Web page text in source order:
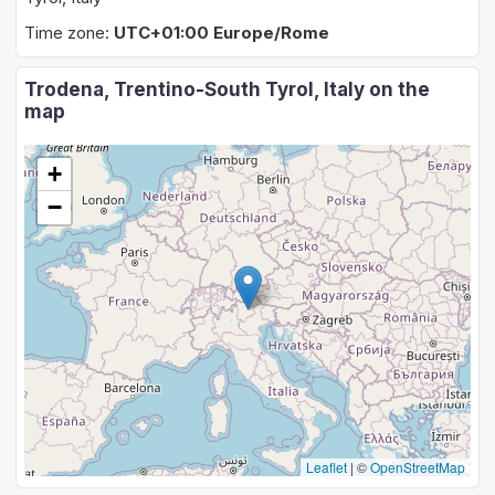
Time zone: UTC+01:00 Europe/Rome
Trodena, Trentino-South Tyrol, Italy on the
map
+
−
Leaflet | ©OpenStreetMap